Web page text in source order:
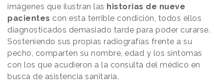
imágenes que ilustran las historias de nueve
pacientes con esta terrible condición, todos ellos
diagnosticados demasiado tarde para poder curarse.
Sosteniendo sus propias radiografías frente a su
pecho, comparten su nombre, edad y los síntomas
con los que acudieron a la consulta del médico en
busca de asistencia sanitaria.